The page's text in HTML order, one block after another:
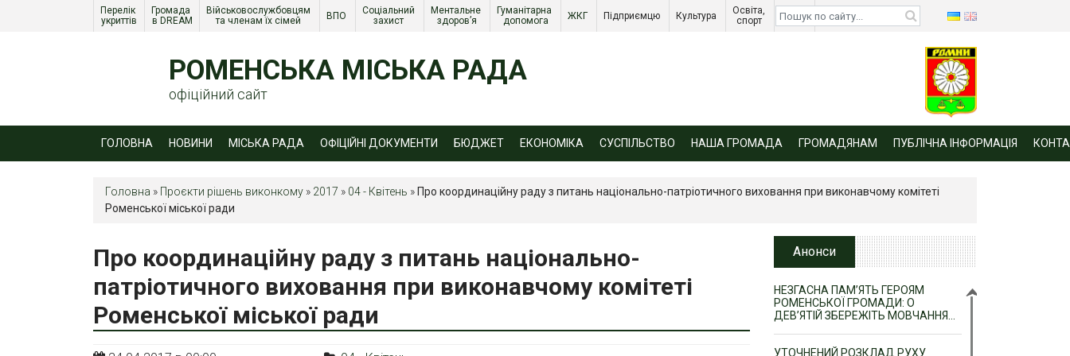
Перелік
укриттів
Громада
в DREAM
Військовослужбовцям
та членам їх сімей
ВПО
Соціальний
захист
Ментальне
здоров’я
Гуманітарна
допомога
ЖКГ Підприємцю Культура
Освіта,
спорт
Діти
війни
РОМЕНСЬКА МІСЬКА РАДА
офіційний сайт
ГОЛОВНА НОВИНИ МІСЬКА РАДА ОФІЦІЙНІ ДОКУМЕНТИ БЮДЖЕТ ЕКОНОМІКА СУСПІЛЬСТВО НАША ГРОМАДА ГРОМАДЯНАМ ПУБЛІЧНА ІНФОРМАЦІЯ
Головна » Проєкти рішень виконкому » 2017 » 04 - Квітень » Про координаційну раду з питань національно-патріотичного виховання при виконавчому комітеті
Роменської міської ради
Про координаційну раду з питань національно-
патріотичного виховання при виконавчому комітеті
Роменської міської ради
Анонси
НЕЗГАСНА ПАМ’ЯТЬ ГЕРОЯМ
РОМЕНСЬКОЇ ГРОМАДИ: О
ДЕВ’ЯТІЙ ЗБЕРЕЖІТЬ МОВЧАННЯ…
УТОЧНЕНИЙ РОЗКЛАД РУХУ